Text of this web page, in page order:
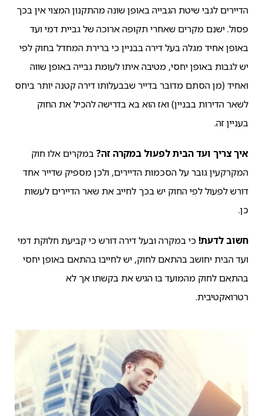
הדיירים לגבי שיטת הגבייה באופן שונה מהתקנון המצוי אין בכך
פסול. ישנם מקרים שאחרי תקופה ארוכה של גביית דמי ועד
באופן אחיד מגלה בעל דירה בבניין כי ברירת המחדל בחוק לפי
יש לגבות באופן יחסי, מטיבה איתו לעומת גבייה באופן שווה
ואחיד (מן הסתם מדובר בדייר שבבעלותו דירה קטנה יותר ביחס
לשאר הדירות בבניין) ואז הוא בא בדרישה להכיל את החוק
בעניין זה.
איך צריך ועד הבית לפעול במקרה זה?במקרים אלו חוק
המקרקעין גובר על הסכמות הדיירים, ולכן מספיק שדייר אחד
דורש לפעול לפי החוק יש בכך לחייב את שאר הדיירים לעשות
כן.
חשוב לדעת! כי במקרה ובעל דירה דורש כי קביעת חלוקת דמי
ועד הבית יחושב בהתאם לחוק, יש לחייבו בהתאם באופן יחסי
בהתאם לחוק מהמועד בו הגיש את בקשתו אך לא
רטרואקטיבית.